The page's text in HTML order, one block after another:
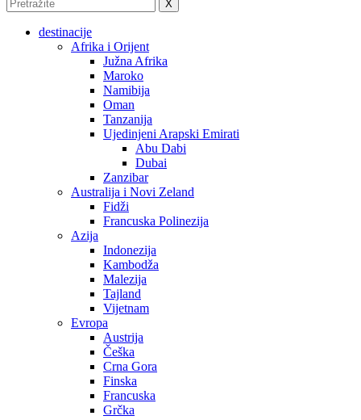
X
destinacije
Afrika i Orijent
Južna Afrika
Maroko
Namibija
Oman
Tanzanija
Ujedinjeni Arapski Emirati
Abu Dabi
Dubai
Zanzibar
Australija i Novi Zeland
Fidži
Francuska Polinezija
Azija
Indonezija
Kambodža
Malezija
Tajland
Vijetnam
Evropa
Austrija
Češka
Crna Gora
Finska
Francuska
Grčka